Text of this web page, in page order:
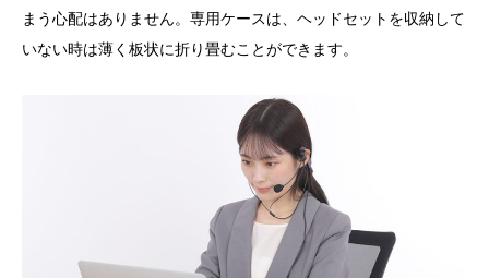
まう心配はありません。専用ケースは、ヘッドセットを収納して
いない時は薄く板状に折り畳むことができます。